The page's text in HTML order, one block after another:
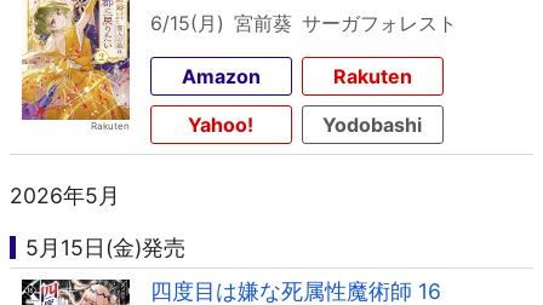
6/15(月) 宮前葵 サーガフォレスト
Amazon
Rakuten
Yahoo!
Yodobashi
2026年5月
5月15日(金)発売
四度目は嫌な死属性魔術師 16